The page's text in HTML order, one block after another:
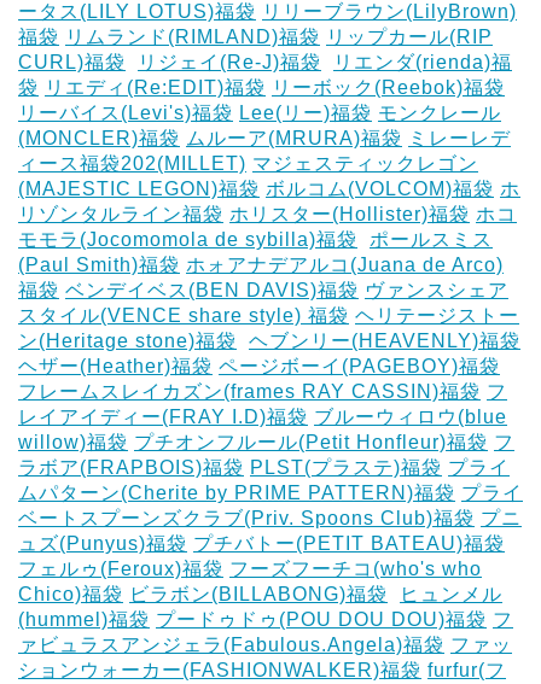
ータス(LILY LOTUS)福袋 リリーブラウン(LilyBrown)
福袋 リムランド(RIMLAND)福袋 リップカール(RIP
CURL)福袋
リジェイ(Re-J)福袋
リエンダ(rienda)福
袋 リエディ(Re:EDIT)福袋 リーボック(Reebok)福袋
リーバイス(Levi's)福袋 Lee(リー)福袋 モンクレール
(MONCLER)福袋 ムルーア(MRURA)福袋
ミレーレデ
ィース福袋202(MILLET) マジェスティックレゴン
(MAJESTIC LEGON)福袋 ボルコム(VOLCOM)福袋 ホ
リゾンタルライン福袋 ホリスター(Hollister)福袋 ホコ
モモラ(Jocomomola de sybilla)福袋
ポールスミス
(Paul Smith)福袋 ホォアナデアルコ(Juana de Arco)
福袋 ベンデイベス(BEN DAVIS)福袋 ヴァンスシェア
スタイル(VENCE share style) 福袋 ヘリテージストー
ン(Heritage stone)福袋
ヘブンリー(HEAVENLY)福袋
ヘザー(Heather)福袋 ページボーイ(PAGEBOY)福袋
フレームスレイカズン(frames RAY CASSIN)福袋 フ
レイアイディー(FRAY I.D)福袋 ブルーウィロウ(blue
willow)福袋 プチオンフルール(Petit Honfleur)福袋 フ
ラボア(FRAPBOIS)福袋 PLST(プラステ)福袋 プライ
ムパターン(Cherite by PRIME PATTERN)福袋 プライ
ベートスプーンズクラブ(Priv. Spoons Club)福袋 プニ
ュズ(Punyus)福袋 プチバトー(PETIT BATEAU)福袋
フェルゥ(Feroux)福袋 フーズフーチコ(who's who
Chico)福袋 ビラボン(BILLABONG)福袋
ヒュンメル
(hummel)福袋 プードゥドゥ(POU DOU DOU)福袋 フ
ァビュラスアンジェラ(Fabulous.Angela)福袋 ファッ
ションウォーカー(FASHIONWALKER)福袋 furfur(フ